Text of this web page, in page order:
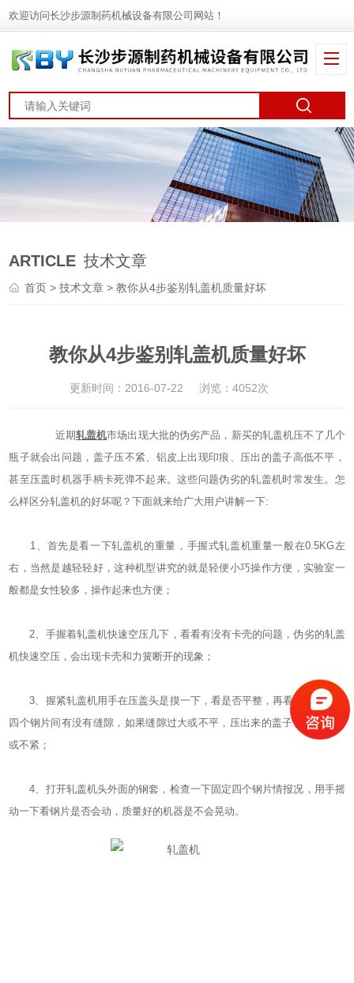
欢迎访问长沙步源制药机械设备有限公司网站！
ARTICLE 技术文章
首页 >技术文章 > 教你从4步鉴别轧盖机质量好坏
教你从4步鉴别轧盖机质量好坏
更新时间：2016-07-22 浏览：4052次
近期轧盖机市场出现大批的伪劣产品，新买的轧盖机压不了几个
瓶子就会出问题，盖子压不紧、铝皮上出现印痕、压出的盖子高低不平，
甚至压盖时机器手柄卡死弹不起来。这些问题伪劣的轧盖机时常发生。怎
么样区分轧盖机的好坏呢？下面就来给广大用户讲解一下:
1、首先是看一下轧盖机的重量，手握式轧盖机重量一般在0.5KG左
右，当然是越轻轻好，这种机型讲究的就是轻便小巧操作方便，实验室一
般都是女性较多，操作起来也方便；
2、手握着轧盖机快速空压几下，看看有没有卡壳的问题，伪劣的轧盖
机快速空压，会出现卡壳和力簧断开的现象；
3、握紧轧盖机用手在压盖头是摸一下，看是否平整，再看看压盖头的
四个钢片间有没有缝隙，如果缝隙过大或不平，压出来的盖子也不会好看
或不紧；
4、打开轧盖机头外面的钢套，检查一下固定四个钢片情报况，用手摇
动一下看钢片是否会动，质量好的机器是不会晃动。